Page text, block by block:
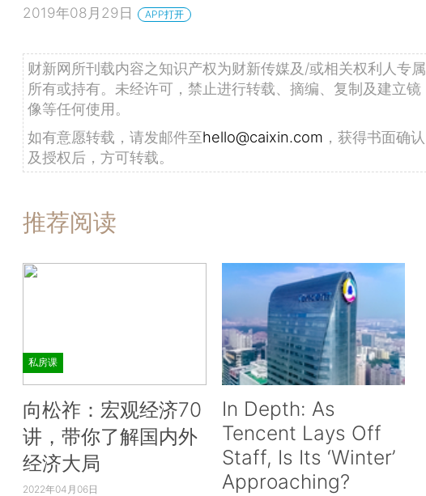
2019年08月29日 APP打开
财新网所刊载内容之知识产权为财新传媒及/或相关权利人专属
所有或持有。未经许可，禁止进行转载、摘编、复制及建立镜
像等任何使用。
如有意愿转载，请发邮件至hello@caixin.com ，获得书面确认
及授权后，方可转载。
推荐阅读
私房课
向松祚：宏观经济70
讲，带你了解国内外
经济大局
2022年04月06日
In Depth: As
Tencent Lays Off
Staff, Is Its ‘Winter’
Approaching?